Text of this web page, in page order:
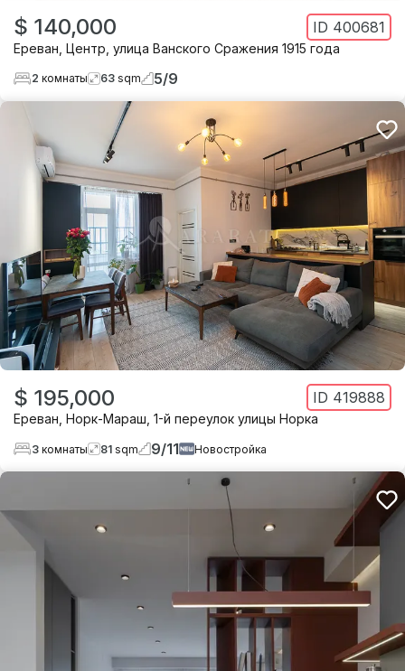
$ 140,000 ID 400681
Ереван Центр улица Ванского Сражения 1915 года
2 комнаты 63 sqm 5/9
$ 195,000 ID 419888
Ереван Норк-Мараш 1-й переулок улицы Норка
3 комнаты 81 sqm 9/11 Новостройка